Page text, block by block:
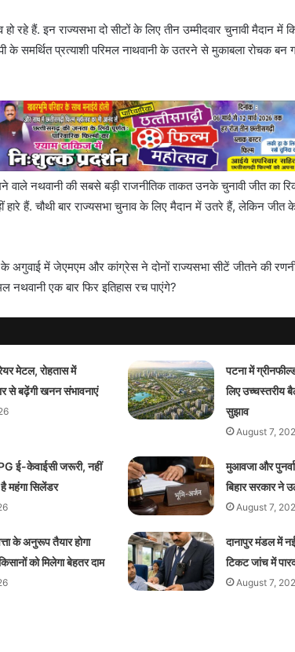
रहे हैं. इन राज्यसभा दो सीटों के लिए तीन उम्मीदवार चुनावी मैदान
के समर्थित प्रत्याशी परिमल नाथवानी के उतरने से मुकाबला रोचक बन
नथवानी की सबसे बड़ी राजनीतिक ताकत उनके चुनावी जीत का
हैं. चौथी बार राज्यसभा चुनाव के लिए मैदान में उतरे हैं, लेकिन जीत
अगुवाई में जेएमएम और कांग्रेस ने दोनों राज्यसभा सीटें जीतने की
एक बार फिर इतिहास रच पाएंगे?
मेटल, रोहतास में
से बढ़ेंगी खनन संभावनाएं
पटना में
लिए उच्चस्तरीय
सुझाव
August 7,
ई-केवाईसी जरूरी, नहीं
महंगा सिलेंडर
मुआवजा और
बिहार सरकार ने
August 7,
के अनुरूप तैयार होगा
को मिलेगा बेहतर दाम
दानापुर मंडल में
टिकट जांच में
August 7,